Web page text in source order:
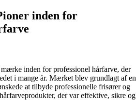
inden for
inden for professionel hårfarve, der
i mange år. Mærket blev grundlagt af en
at tilbyde professionelle frisører og
der var effektive, sikre og